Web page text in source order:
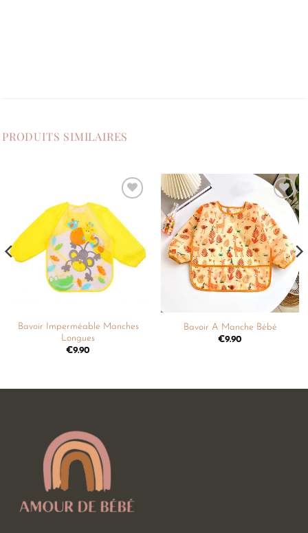
PRODUITS SIMILAIRES
liste de
souhaits
Bavoir Imperméable Manches
Longues
€9.90
Ajouter
à la
liste de
souhaits
Bavoir A Manche Bébé
€9.90